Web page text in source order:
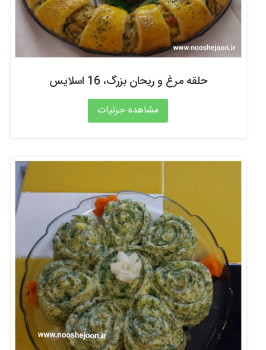
حلقه مرغ و ریحان بزرگ، 16 اسلایس
مشاهده جزئیات